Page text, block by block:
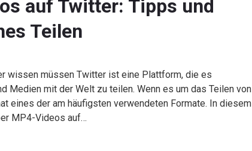
auf Twitter: Tipps und
Teilen
wissen müssen Twitter ist eine Plattform, die es
Medien mit der Welt zu teilen. Wenn es um das Teilen von
eines der am häufigsten verwendeten Formate. In diesem
MP4-Videos auf…